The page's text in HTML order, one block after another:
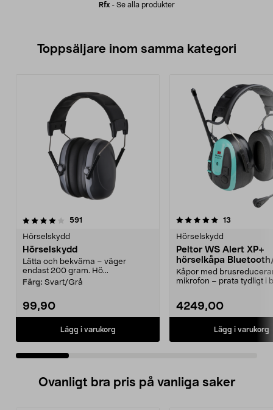
Rfx- Se alla produkter
Toppsäljare inom samma kategori
591
Hörselskydd
Hörselskydd
Lätta och bekväma – väger
endast 200 gram. Hö...
Färg: Svart/Grå
99,90
Lägg i varukorg
5.0 av 5 stjärnor 13
Hörselskydd
Peltor WS Alert XP+
hörselkåpa
mikrofon
Kåpor med
mikrofon – prata tydligt i
4249,00
Lägg i varukorg
4.5 av 5 stjärnor
Ovanligt bra pris på vanliga saker